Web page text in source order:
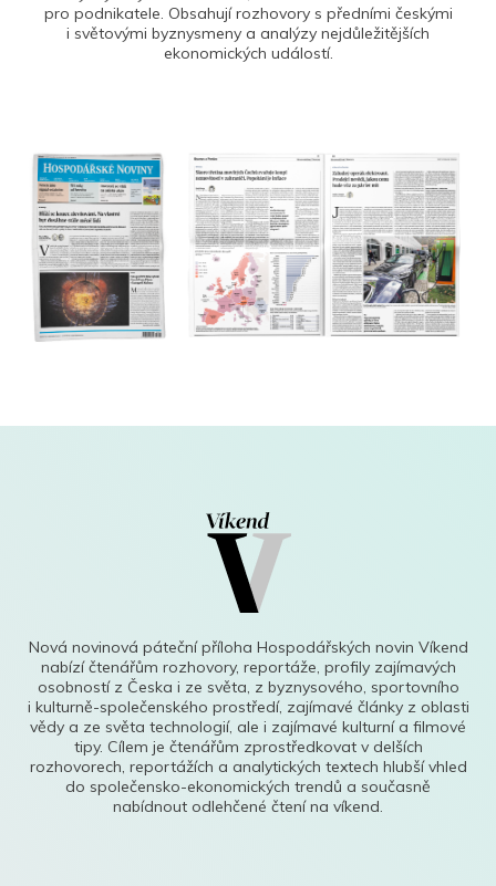
pro podnikatele. Obsahují rozhovory s předními českými
i světovými byznysmeny a analýzy nejdůležitějších
ekonomických událostí.
Nová novinová páteční příloha Hospodářských novin Víkend
nabízí čtenářům rozhovory, reportáže, profily zajímavých
osobností z Česka i ze světa, z byznysového, sportovního
i kulturně-společenského prostředí, zajímavé články z oblasti
vědy a ze světa technologií, ale i zajímavé kulturní a filmové
tipy. Cílem je čtenářům zprostředkovat v delších
rozhovorech, reportážích a analytických textech hlubší vhled
do společensko-ekonomických trendů a současně
nabídnout odlehčené čtení na víkend.